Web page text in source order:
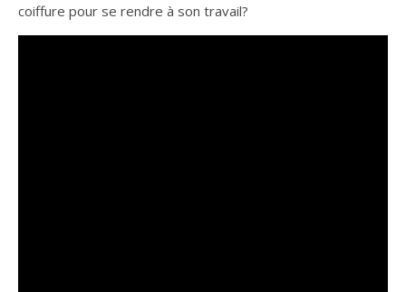
coiffure pour se rendre à son travail?